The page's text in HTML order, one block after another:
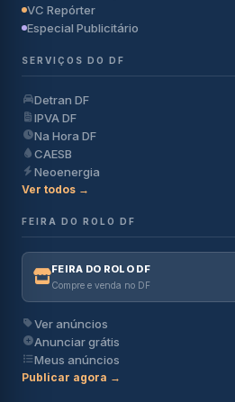
VC Repórter
Especial Publicitário
SERVIÇOS DO DF
Detran DF
IPVA DF
Na Hora DF
CAESB
Neoenergia
Ver todos →
FEIRA DO ROLO DF
FEIRA DO ROLO DF
Compre e venda no DF
Ver anúncios
Anunciar grátis
Meus anúncios
Publicar agora →